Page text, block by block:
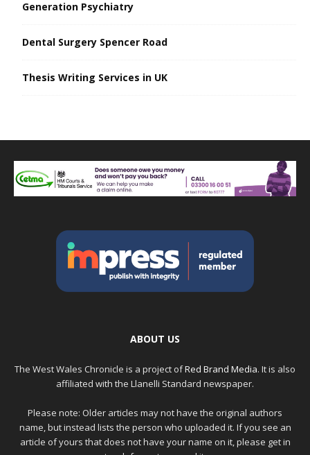
Generation Psychiatry
Dental Surgery Spencer Road
Thesis Writing Services in UK
ABOUT US
The West Wales Chronicle is a project ofRed Brand Media. It is also
affiliated with the Llanelli Standard newspaper.
Please note: Older articles may not have the original authors
name, but instead lists the person who uploaded it. If you see an
article of yours that does not have your name on it, please get in